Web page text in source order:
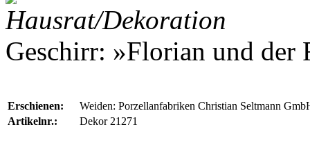
Hausrat/Dekoration
Geschirr: »Florian und der
Erschienen:
Weiden: Porzellanfabriken Christian Seltmann
Artikelnr.:
Dekor 21271